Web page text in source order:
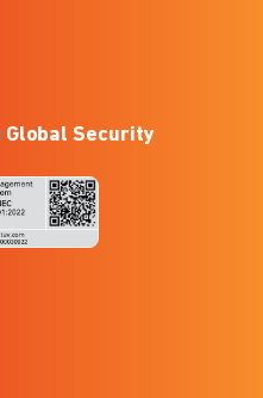
Security